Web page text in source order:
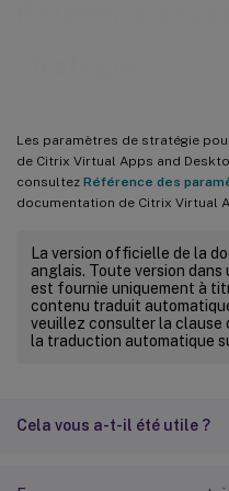
Les paramètres de stratégie
de Citrix Virtual Apps and
consultez Référence des
documentation de Citrix Virtual
La version officielle de la
anglais. Toute version dans
est fournie uniquement à
contenu traduit
veuillez consulter la clause
la traduction automatique
Cela vous a-t-il été utile ?